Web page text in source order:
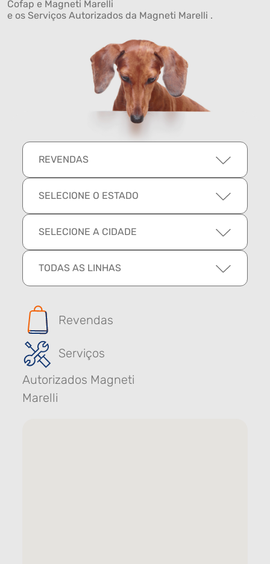
Cofap e Magneti Marelli
e os Serviços Autorizados da Magneti Marelli .
REVENDAS
SELECIONE O ESTADO
SELECIONE A CIDADE
TODAS AS LINHAS
Revendas
Serviços
Autorizados Magneti
Marelli